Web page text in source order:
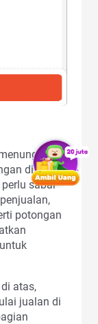
di
sabar
potongan
atas,
jualan di